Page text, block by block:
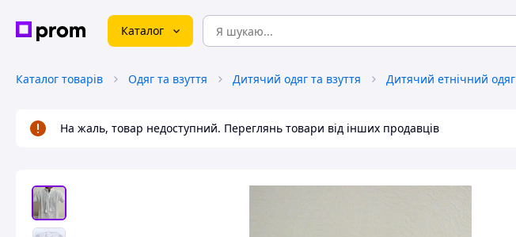
Каталог
Каталог товарів Одяг та взуття Дитячий одяг та взуття Дитячий етнічний одяг
На жаль, товар недоступний. Переглянь товари від інших продавців